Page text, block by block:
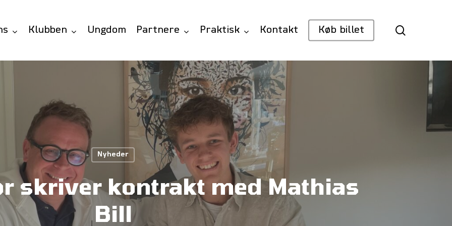
Klubben Ungdom Partnere Praktisk Kontakt Køb billet
Nyheder
skriver kontrakt med Mathias
Bill